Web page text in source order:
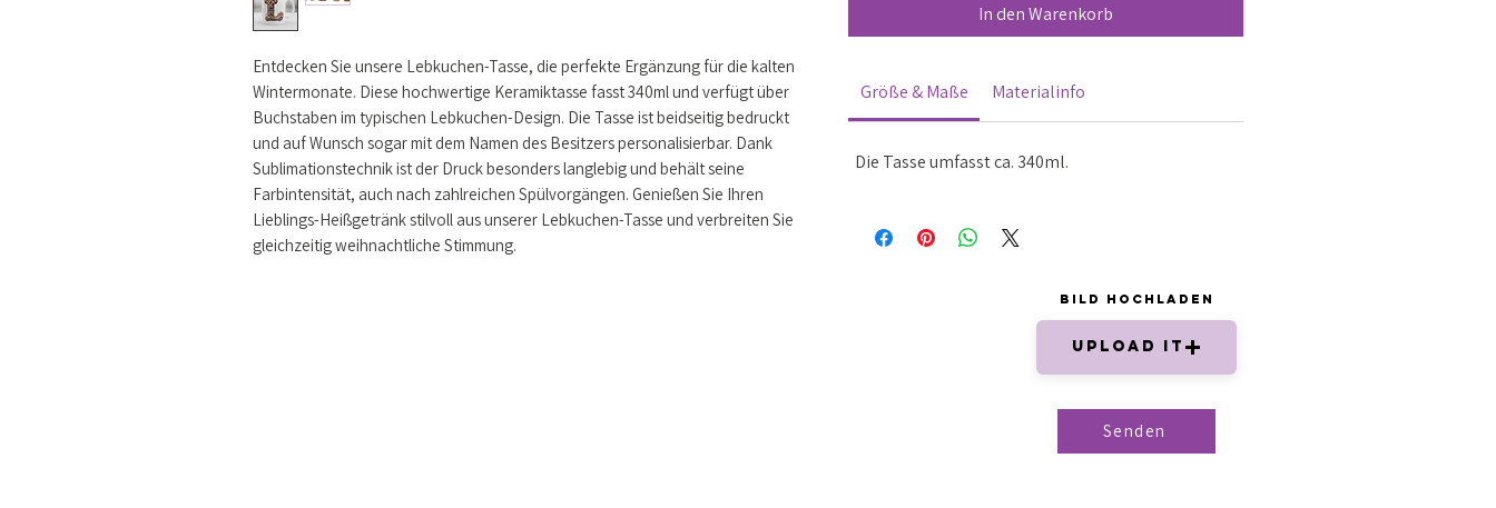
Entdecken Sie unsere Lebkuchen-Tasse, die perfekte Ergänzung für die kalten
Wintermonate. Diese hochwertige Keramiktasse fasst 340ml und verfügt über
Buchstaben im typischen Lebkuchen-Design. Die Tasse ist beidseitig bedruckt
und auf Wunsch sogar mit dem Namen des Besitzers personalisierbar. Dank
Sublimationstechnik ist der Druck besonders langlebig und behält seine
Farbintensität, auch nach zahlreichen Spülvorgängen. Genießen Sie Ihren
Lieblings-Heißgetränk stilvoll aus unserer Lebkuchen-Tasse und verbreiten Sie
gleichzeitig weihnachtliche Stimmung.
In den Warenkorb
Größe & Maße Materialinfo
Die Tasse umfasst ca. 340ml.
Bild hochladen
Upload It
Senden